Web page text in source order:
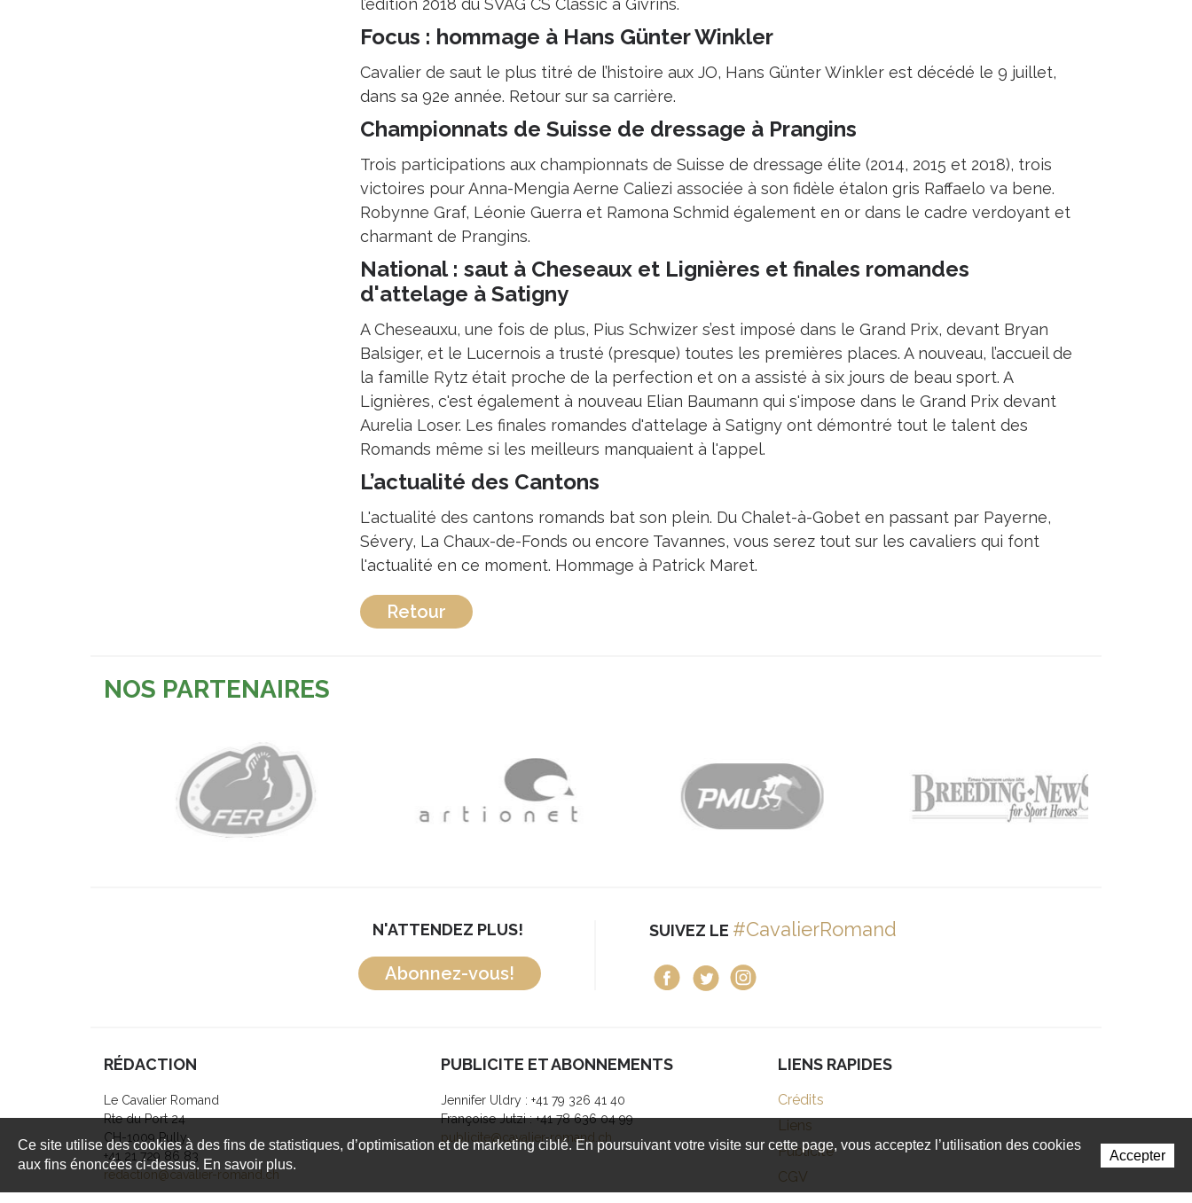
l’édition 2018 du SVAG CS Classic à Givrins.
Focus : hommage à Hans Günter Winkler
Cavalier de saut le plus titré de l’histoire aux JO, Hans Günter Winkler est décédé le 9 juillet,
dans sa 92e année. Retour sur sa carrière.
Championnats de Suisse de dressage à Prangins
Trois participations aux championnats de Suisse de dressage élite (2014, 2015 et 2018), trois
victoires pour Anna-Mengia Aerne Caliezi associée à son fidèle étalon gris Raffaelo va bene.
Robynne Graf, Léonie Guerra et Ramona Schmid également en or dans le cadre verdoyant et
charmant de Prangins.
National : saut à Cheseaux et Lignières et finales romandes
d'attelage à Satigny
A Cheseauxu, une fois de plus, Pius Schwizer s’est imposé dans le Grand Prix, devant Bryan
Balsiger, et le Lucernois a trusté (presque) toutes les premières places. A nouveau, l’accueil de
la famille Rytz était proche de la perfection et on a assisté à six jours de beau sport. A
Lignières, c'est également à nouveau Elian Baumann qui s'impose dans le Grand Prix devant
Aurelia Loser. Les finales romandes d'attelage à Satigny ont démontré tout le talent des
Romands même si les meilleurs manquaient à l'appel.
L’actualité des Cantons
L'actualité des cantons romands bat son plein. Du Chalet-à-Gobet en passant par Payerne,
Sévery, La Chaux-de-Fonds ou encore Tavannes, vous serez tout sur les cavaliers qui font
l'actualité en ce moment. Hommage à Patrick Maret.
Retour
NOS PARTENAIRES
N'ATTENDEZ PLUS!
Abonnez-vous!
SUIVEZ LE #CavalierRomand
RÉDACTION
Le Cavalier Romand
Rte du Port 24
CH-1009 Pully
+41 21 729 86 83
redaction@cavalier-romand.ch
PUBLICITE ET ABONNEMENTS
Jennifer Uldry : +41 79 326 41 40
Françoise Jutzi : +41 78 636 04 99
publicite@cavalier-romand.ch
LIENS RAPIDES
Crédits
Liens
Publicité
CGV
Ce site utilise des cookies à des fins de statistiques, d’optimisation et de marketing ciblé. En poursuivant votre visite sur cette page, vous acceptez l’utilisation des cookies
aux fins énoncées ci-dessus. En savoir plus.
Accepter